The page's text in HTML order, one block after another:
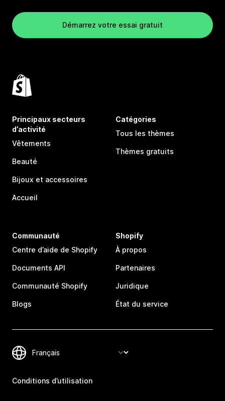
Démarrez votre essai gratuit
Principaux secteurs
d’activité
Vêtements
Beauté
Bijoux et accessoires
Accueil
Catégories
Tous les thèmes
Thèmes gratuits
Communauté
Centre d’aide de Shopify
Documents API
Communauté Shopify
Blogs
Shopify
À propos
Partenaires
Juridique
État du service
Conditions d’utilisation